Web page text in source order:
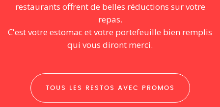
restaurants offrent de belles réductions sur votre
repas.
C'est votre estomac et votre portefeuille bien remplis
qui vous diront merci.
TOUS LES RESTOS AVEC PROMOS